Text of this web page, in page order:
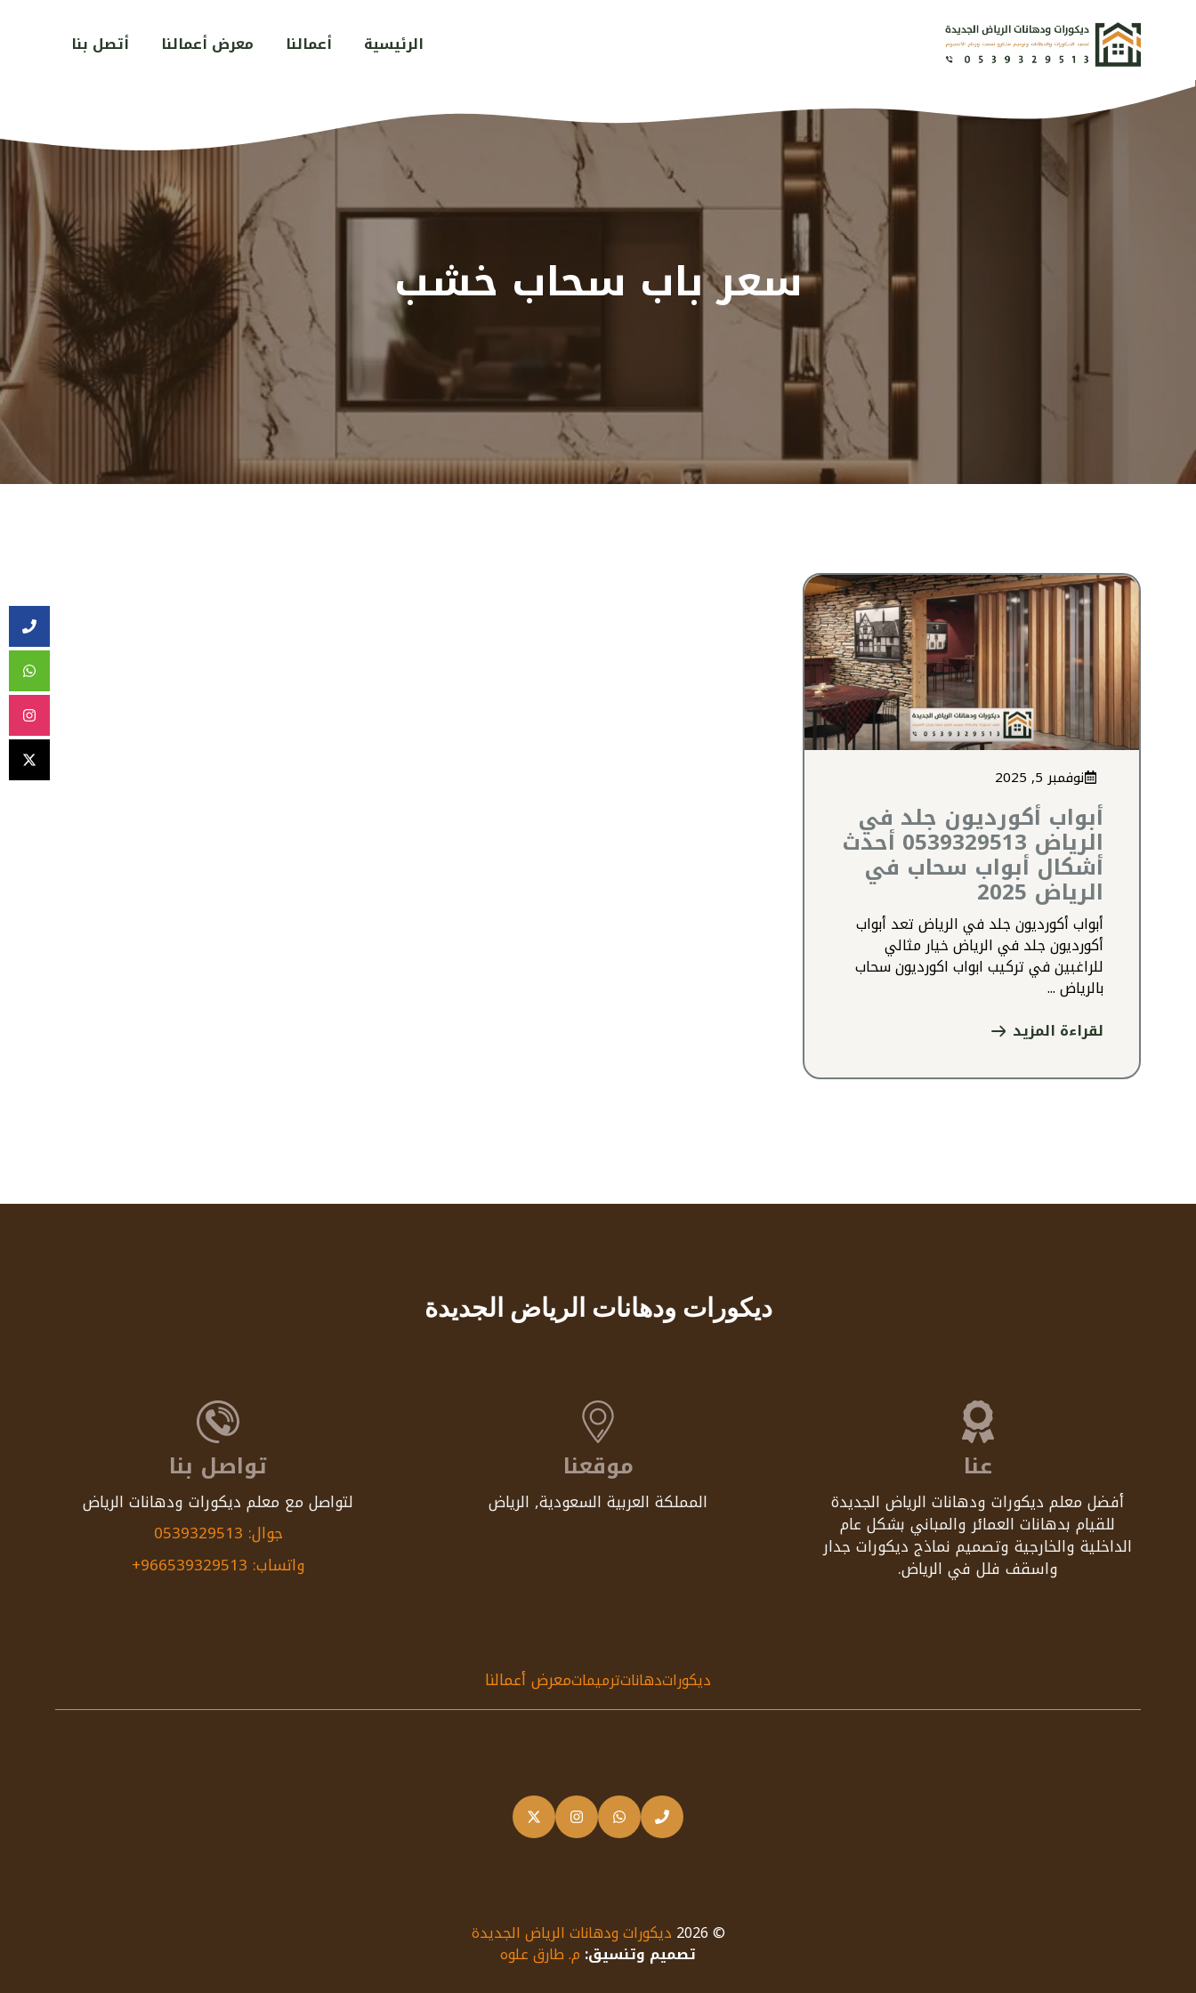
الرئيسية أعمالنا معرض أعمالنا أتصل بنا
سعر باب سحاب خشب
نوفمبر 5, 2025
أبواب أكورديون جلد في
الرياض 0539329513 أحدث
أشكال أبواب سحاب في
الرياض 2025
أبواب أكورديون جلد في الرياض تعد أبواب
أكورديون جلد في الرياض خيار مثالي
للراغبين في تركيب ابواب اكورديون سحاب
بالرياض ...
لقراءة المزيد
ديكورات ودهانات الرياض الجديدة
عنا
أفضل معلم ديكورات ودهانات الرياض الجديدة
للقيام بدهانات العمائر والمباني بشكل عام
الداخلية والخارجية وتصميم نماذج ديكورات جدار
واسقف فلل في الرياض.
موقعنا
المملكة العربية السعودية, الرياض
تواصل بنا
لتواصل مع معلم ديكورات ودهانات الرياض
جوال: 0539329513
واتساب: 966539329513+
ديكوراتدهاناتترميماتمعرض أعمالنا
© 2026 ديكورات ودهانات الرياض الجديدة
تصميم وتنسيق: م. طارق علوه